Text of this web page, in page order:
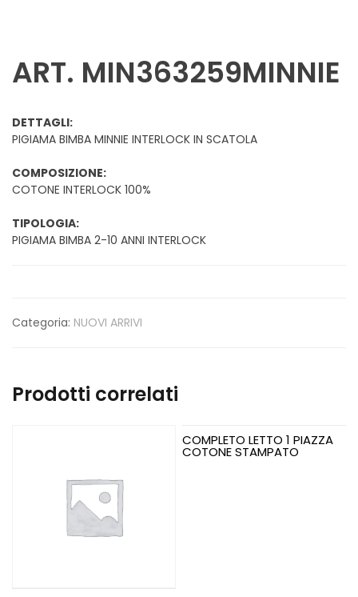
ART. MIN363259MINNIE
DETTAGLI:
PIGIAMA BIMBA MINNIE INTERLOCK IN SCATOLA
COMPOSIZIONE:
COTONE INTERLOCK 100%
TIPOLOGIA:
PIGIAMA BIMBA 2-10 ANNI INTERLOCK
Categoria: NUOVI ARRIVI
Prodotti correlati
COMPLETO LETTO 1 PIAZZA
COTONE STAMPATO